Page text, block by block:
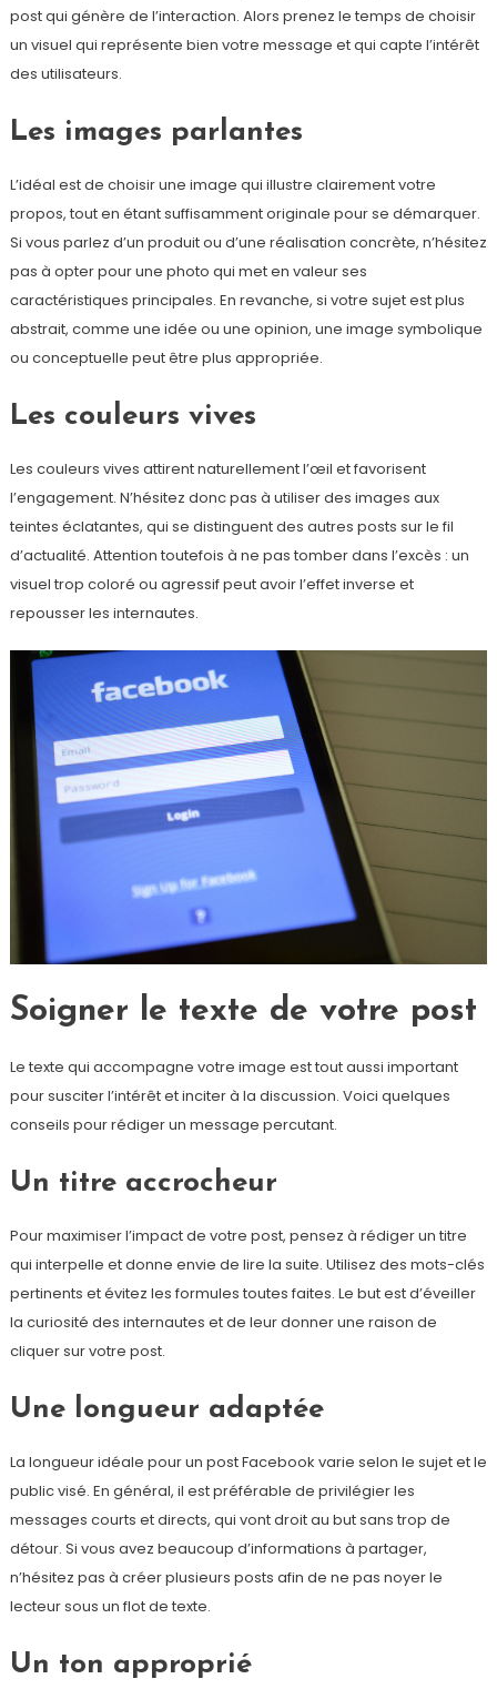
post qui génère de l’interaction. Alors prenez le temps de choisir
un visuel qui représente bien votre message et qui capte l’intérêt
des utilisateurs.
Les images parlantes
L’idéal est de choisir une image qui illustre clairement votre
propos, tout en étant suffisamment originale pour se démarquer.
Si vous parlez d’un produit ou d’une réalisation concrète, n’hésitez
pas à opter pour une photo qui met en valeur ses
caractéristiques principales. En revanche, si votre sujet est plus
abstrait, comme une idée ou une opinion, une image symbolique
ou conceptuelle peut être plus appropriée.
Les couleurs vives
Les couleurs vives attirent naturellement l’œil et favorisent
l’engagement. N’hésitez donc pas à utiliser des images aux
teintes éclatantes, qui se distinguent des autres posts sur le fil
d’actualité. Attention toutefois à ne pas tomber dans l’excès : un
visuel trop coloré ou agressif peut avoir l’effet inverse et
repousser les internautes.
Soigner le texte de votre post
Le texte qui accompagne votre image est tout aussi important
pour susciter l’intérêt et inciter à la discussion. Voici quelques
conseils pour rédiger un message percutant.
Un titre accrocheur
Pour maximiser l’impact de votre post, pensez à rédiger un titre
qui interpelle et donne envie de lire la suite. Utilisez des mots-clés
pertinents et évitez les formules toutes faites. Le but est d’éveiller
la curiosité des internautes et de leur donner une raison de
cliquer sur votre post.
Une longueur adaptée
La longueur idéale pour un post Facebook varie selon le sujet et le
public visé. En général, il est préférable de privilégier les
messages courts et directs, qui vont droit au but sans trop de
détour. Si vous avez beaucoup d’informations à partager,
n’hésitez pas à créer plusieurs posts afin de ne pas noyer le
lecteur sous un flot de texte.
Un ton approprié